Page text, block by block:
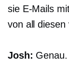
sie E-Mails
von all
Josh: